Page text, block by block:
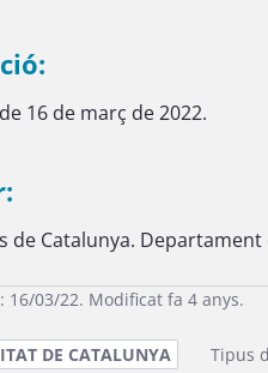
16 de març de 2022.
de Catalunya.
: 16/03/22. Modificat fa 4 anys.
DE CATALUNYA Tipus